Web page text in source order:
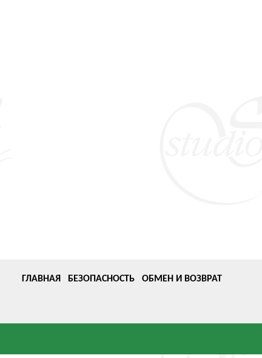
ГЛАВНАЯ БЕЗОПАСНОСТЬ ОБМЕН И ВОЗВРАТ